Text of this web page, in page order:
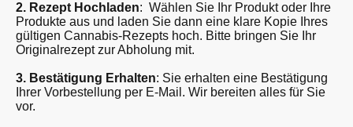
2. Rezept Hochladen: Wählen Sie Ihr Produkt oder Ihre
Produkte aus und laden Sie dann eine klare Kopie Ihres
gültigen Cannabis-Rezepts hoch. Bitte bringen Sie Ihr
Originalrezept zur Abholung mit.
3. Bestätigung Erhalten: Sie erhalten eine Bestätigung
Ihrer Vorbestellung per E-Mail. Wir bereiten alles für Sie
vor.